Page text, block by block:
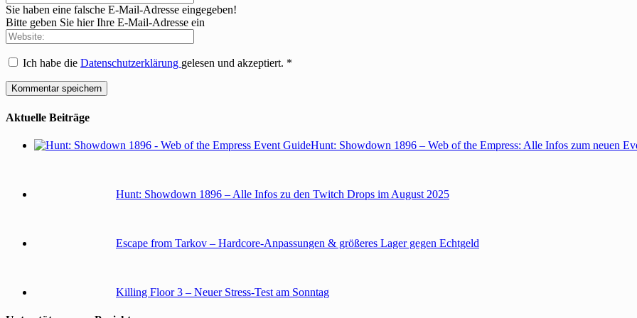
Sie haben eine falsche E-Mail-Adresse eingegeben!
Bitte geben Sie hier Ihre E-Mail-Adresse ein
Ich habe die Datenschutzerklärung gelesen und akzeptiert. *
Aktuelle Beiträge
Hunt: Showdown 1896 – Web of the Empress: Alle Infos zum neuen
Hunt: Showdown 1896 – Alle Infos zu den Twitch Drops im August 2025
Escape from Tarkov – Hardcore-Anpassungen & größeres Lager gegen Echtgeld
Killing Floor 3 – Neuer Stress-Test am Sonntag